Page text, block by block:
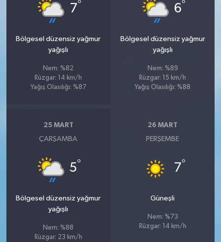
7°
Bölgesel düzensiz yağmur
yağışlı
Nem: %82
Rüzgar: 14 km/h
Yağış Olasılığı: %87
6°
Bölgesel düzensiz yağmur
yağışlı
Nem: %89
Rüzgar: 15 km/h
Yağış Olasılığı: %88
25 MART
ÇARŞAMBA
5°
Bölgesel düzensiz yağmur
yağışlı
Nem: %88
Rüzgar: 23 km/h
26 MART
PERŞEMBE
7°
Güneşli
Nem: %73
Rüzgar: 14 km/h